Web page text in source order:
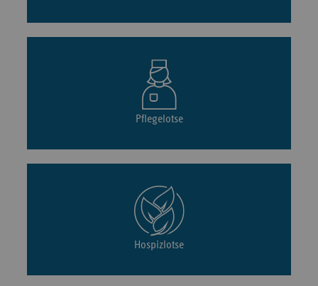
Pflegelotse
Hospizlotse